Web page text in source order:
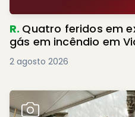
R. Quatro feridos em
gás em incêndio em
2 agosto 2026